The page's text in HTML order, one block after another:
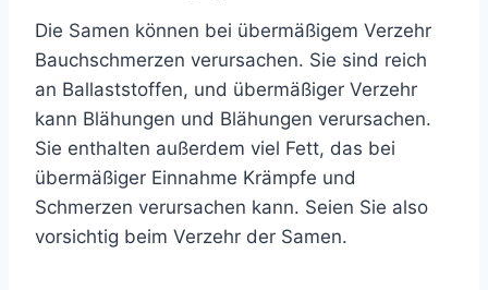
Die Samen können bei übermäßigem Verzehr
Bauchschmerzen verursachen. Sie sind reich
an Ballaststoffen, und übermäßiger Verzehr
kann Blähungen und Blähungen verursachen.
Sie enthalten außerdem viel Fett, das bei
übermäßiger Einnahme Krämpfe und
Schmerzen verursachen kann. Seien Sie also
vorsichtig beim Verzehr der Samen.